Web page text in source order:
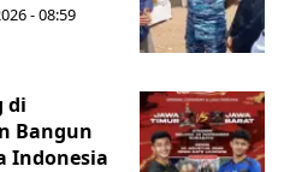
- 08:59
di
Bangun
Indonesia